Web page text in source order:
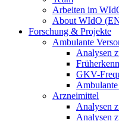
Arbeiten im
About WIdO
Forschung & Projekte
Ambulante
Analysen
GKV-
Arzneimittel
Analysen
Analysen